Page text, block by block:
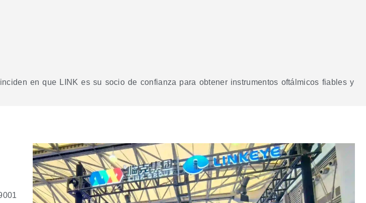
en que LINK es su socio de confianza para obtener instrumentos oftálmicos fiables y